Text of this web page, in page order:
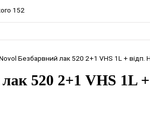
152
Безбарвний лак 520 2+1 VНS 1L + відп.
520 2+1 VНS 1L